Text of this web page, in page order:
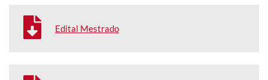
Edital Mestrado